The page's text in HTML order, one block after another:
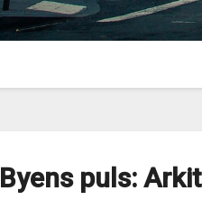
Byens puls: